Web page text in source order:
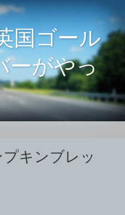
国ゴール
ーがやっ
キンブレッ